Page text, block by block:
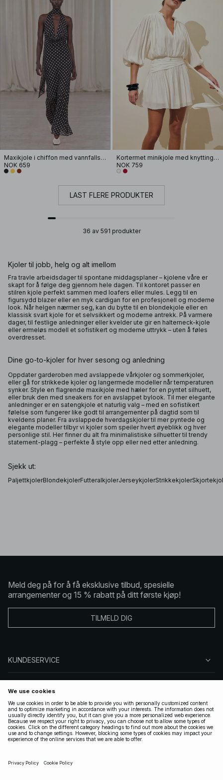
Maxikjole i chiffon med vannfallseffekt og skjerf
NOK 659
Kortermet minikjole med knytting i livet
NOK 759
LAST FLERE PRODUKTER
36 av 591 produkter
Kjoler til jobb, helg og alt imellom
Fra travle arbeidsdager til spontane middagsplaner – kjolene våre er
skapt for å følge deg gjennom hele dagen. Til kontoret passer en
stilren kjole perfekt sammen med loafers eller mules. Legg til en
figursydd blazer eller en myk cardigan for en profesjonell og moderne
look. Når helgen nærmer seg, kan du bytte til en blondekjole eller en
klassisk svart kjole for et selvsikkert og moderne antrekk. På varmere
dager, til festlige anledninger eller kvelder ute gir en halterneck-kjole
eller ermeløs modell et sofistikert og moderne uttrykk – uten å føles
overdresset.
Dine go-to-kjoler for hver sesong og anledning
Oppdater garderoben med avslappede vårkjoler og sommerkjoler,
eller gå for strikkede kjoler og langermede modeller når temperaturen
synker. Style en flagrende maxikjole med hæler for en pyntet silhuett,
eller bruk den med sneakers for en avslappet bylook. Til mer elegante
anledninger er en satengkjole et naturlig valg – med en sofistikert
følelse som fungerer like godt til arrangementer på dagtid som til
kveldens planer. Fra avslappede hverdagskjoler til mer pyntede og
elegante modeller tilbyr vi kjoler som speiler hvert øyeblikk og hver
personlige stil. Her finner du alt fra minimalistiske silhuetter til trendy
statement-plagg – perfekte å style opp eller ned etter anledning.
Sjekk ut:
PaljettkjolerBlondekjolerFutteralkjolerJerseykjolerStrikkekjoler
Meld deg på for å få eksklusive tilbud, spesielle
arrangementer og 15 % rabatt på ditt første kjøp!
TILMELD DIG
KUNDESERVICE
FØLG OSS
LOVLIG